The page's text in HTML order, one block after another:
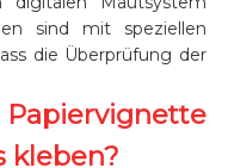
sind mit speziellen
die Überprüfung der
kleben?